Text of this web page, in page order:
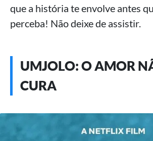
que a história te envolve antes
perceba! Não deixe de assistir.
UMJOLO: O AMOR
CURA